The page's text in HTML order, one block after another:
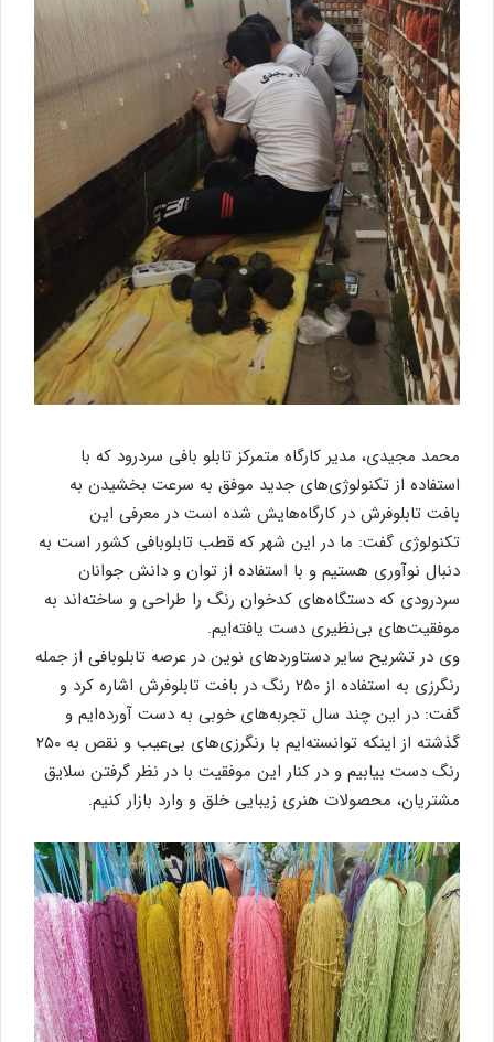
محمد مجیدی، مدیر کارگاه متمرکز تابلو بافی سردرود که با
استفاده از تکنولوژی‌های جدید موفق به سرعت بخشیدن به
بافت تابلوفرش در کارگاه‌هایش شده است در معرفی این
تکنولوژی گفت: ما در این شهر که قطب تابلوبافی کشور است به
دنبال نوآوری هستیم و با استفاده از توان و دانش جوانان
سردرودی که دستگاه‌های کدخوان رنگ را طراحی و ساخته‌اند به
موفقیت‌های بی‌نظیری دست یافته‌ایم.
وی در تشریح سایر دستاوردهای نوین در عرصه تابلوبافی از جمله
رنگرزی به استفاده از ۲۵۰ رنگ در بافت تابلوفرش اشاره کرد و
گفت: در این چند سال تجربه‌های خوبی به دست آورده‌ایم و
گذشته از اینکه توانسته‌ایم با رنگرزی‌های بی‌عیب و نقص به ۲۵۰
رنگ دست بیابیم و در کنار این موفقیت با در نظر گرفتن سلایق
مشتریان، محصولات هنری زیبایی خلق و وارد بازار کنیم.